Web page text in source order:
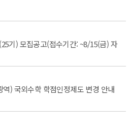
기) 모집공고(접수기간: ~8/15(금) 자
) 국외수학 학점인정제도 변경 안내